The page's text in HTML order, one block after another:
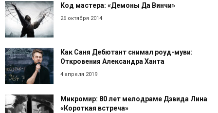
Код мастера: «Демоны Да Винчи»
26 октября 2014
Как Саня Дебютант снимал роуд-муви:
Откровения Александра Ханта
4 апреля 2019
Микромир: 80 лет мелодраме Дэвида Лина
«Короткая встреча»